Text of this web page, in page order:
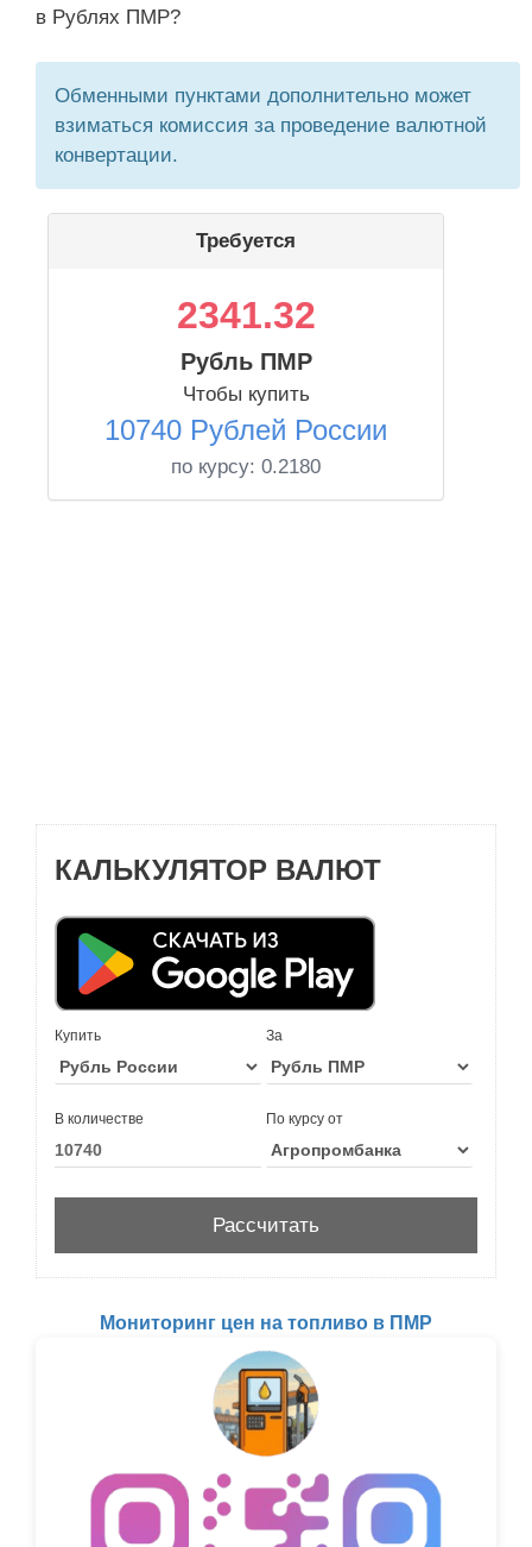
в Рублях ПМР?
Обменными пунктами дополнительно может
взиматься комиссия за проведение валютной
конвертации.
Требуется
2341.32
Рубль ПМР
Чтобы купить
10740 Рублей России
по курсу: 0.2180
КАЛЬКУЛЯТОР ВАЛЮТ
Купить За
В количестве По курсу от
Мониторинг цен на топливо в ПМР